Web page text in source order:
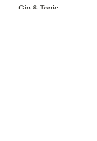
Gin & Tonic